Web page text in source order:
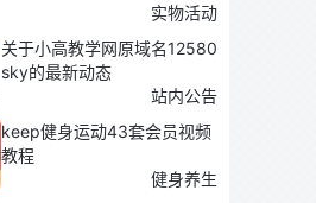
实物活动
关于小高教学网原域名12580
sky的最新动态
站内公告
keep健身运动43套会员视频
教程
健身养生